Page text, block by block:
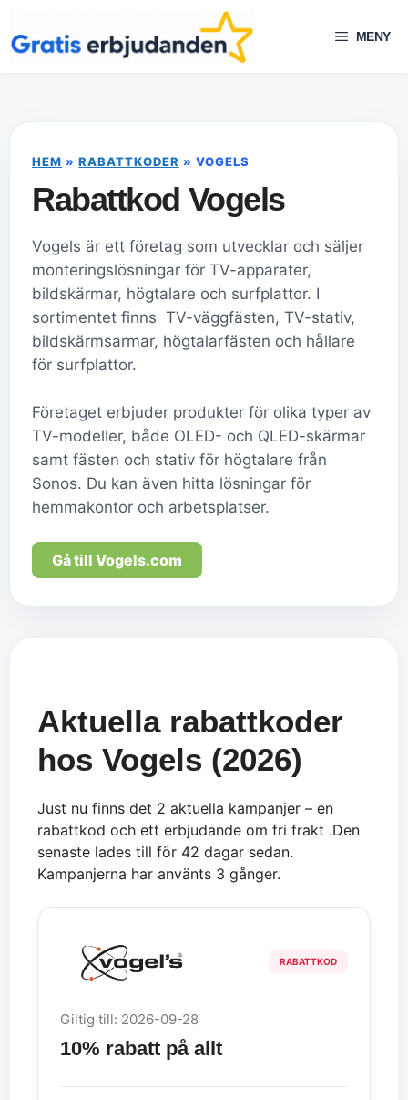
till
innehåll
MENY
HEM »RABATTKODER » VOGELS
Rabattkod Vogels
Vogels är ett företag som utvecklar och säljer
monteringslösningar för TV-apparater,
bildskärmar, högtalare och surfplattor. I
sortimentet finns TV-väggfästen, TV-stativ,
bildskärmsarmar, högtalarfästen och hållare
för surfplattor.
Företaget erbjuder produkter för olika typer av
TV-modeller, både OLED- och QLED-skärmar
samt fästen och stativ för högtalare från
Sonos. Du kan även hitta lösningar för
hemmakontor och arbetsplatser.
Gå till Vogels.com
Aktuella rabattkoder
hos Vogels (2026)
Just nu finns det 2 aktuella kampanjer – en
rabattkod och ett erbjudande om fri frakt .Den
senaste lades till för 42 dagar sedan.
Kampanjerna har använts 3 gånger.
RABATTKOD
Giltig till: 2026-09-28
10% rabatt på allt